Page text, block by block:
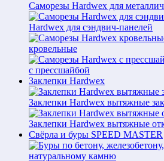
Саморезы Hardwex для
Hardwex для сэндвич-панелей
кровельные
с прессшайбой
Заклепки Hardwex
Заклепки Hardwex вытяжные
Заклепки Hardwex вытяжные
Свёрла и буры SPEED MASTER